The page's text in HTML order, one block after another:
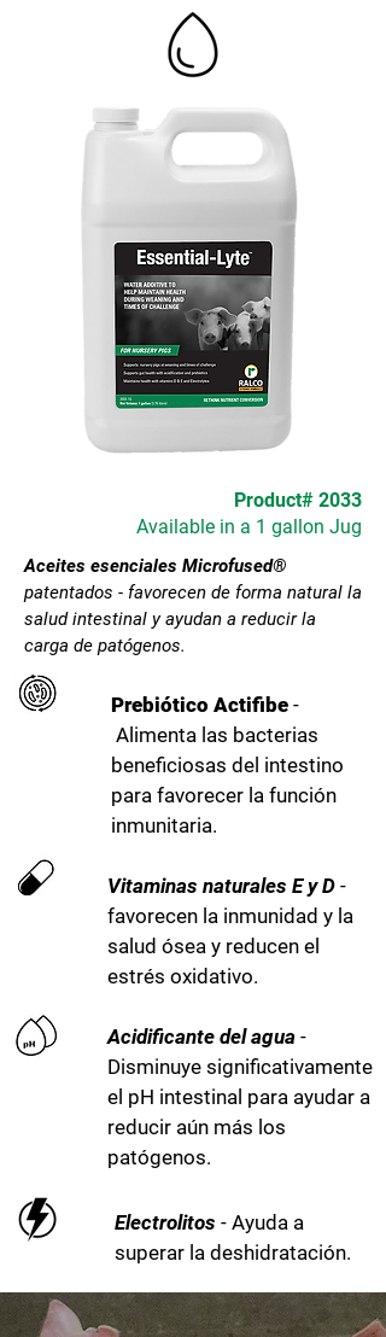
Product# 2033
Available in a 1 gallon Jug
Aceites esenciales Microfused®
patentados - favorecen de forma natural la
salud intestinal y ayudan a reducir la
carga de patógenos.
Prebiótico Actifibe -
Alimenta las bacterias
beneficiosas del intestino
para favorecer la función
inmunitaria.
Vitaminas naturales E y D -
favorecen la inmunidad y la
salud ósea y reducen el
estrés oxidativo.
Acidificante del agua -
Disminuye significativamente
el pH intestinal para ayudar a
reducir aún más los
patógenos.
Electrolitos - Ayuda a
superar la deshidratación.